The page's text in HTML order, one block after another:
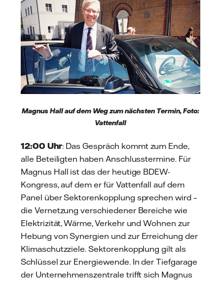
Magnus Hall auf dem Weg zum nächsten Termin, Foto:
Vattenfall
12:00 Uhr: Das Gespräch kommt zum Ende,
alle Beteiligten haben Anschlusstermine. Für
Magnus Hall ist das der heutige BDEW-
Kongress, auf dem er für Vattenfall auf dem
Panel über Sektorenkopplung sprechen wird –
die Vernetzung verschiedener Bereiche wie
Elektrizität, Wärme, Verkehr und Wohnen zur
Hebung von Synergien und zur Erreichung der
Klimaschutzziele. Sektorenkopplung gilt als
Schlüssel zur Energiewende. In der Tiefgarage
der Unternehmenszentrale trifft sich Magnus